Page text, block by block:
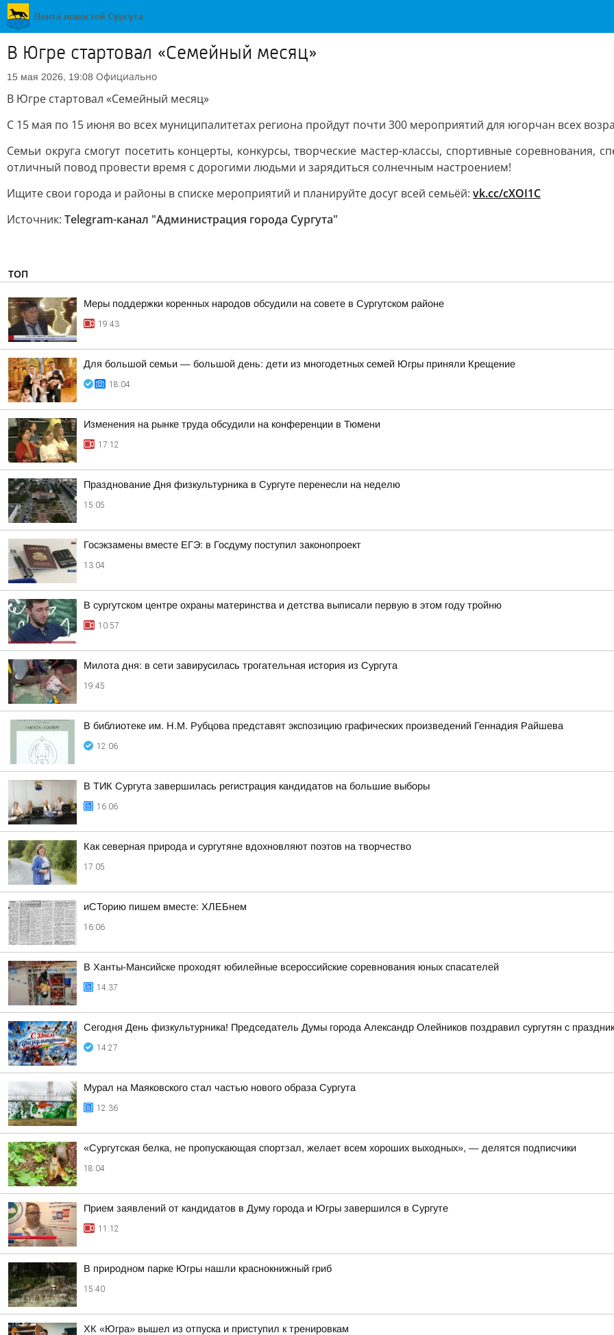
В Югре стартовал «Семейный месяц»
15 мая 2026, 19:08 Официально
В Югре стартовал «Семейный месяц»
C 15 мая по 15 июня во всех муниципалитетах региона пройдут почти 300 мероприятий для югорчан всех
Семьи округа смогут посетить концерты, конкурсы, творческие мастер-классы, спортивные соревнования,
отличный повод провести время с дорогими людьми и зарядиться солнечным настроением!
Ищите свои города и районы в списке мероприятий и планируйте досуг всей семьёй: vk.cc/cXOI1C
Источник: Telegram-канал "Администрация города Сургута"
ТОП
Меры поддержки коренных народов обсудили на совете в Сургутском районе
19:43
Для большой семьи — большой день: дети из многодетных семей Югры приняли Крещение
18:04
Изменения на рынке труда обсудили на конференции в Тюмени
17:12
Празднование Дня физкультурника в Сургуте перенесли на неделю
15:05
Госэкзамены вместе ЕГЭ: в Госдуму поступил законопроект
13:04
В сургутском центре охраны материнства и детства выписали первую в этом году тройню
10:57
Милота дня: в сети завирусилась трогательная история из Сургута
19:45
В библиотеке им. Н.М. Рубцова представят экспозицию графических произведений Геннадия Райшева
12:06
В ТИК Сургута завершилась регистрация кандидатов на большие выборы
16:06
Как северная природа и сургутяне вдохновляют поэтов на творчество
17:05
иСТорию пишем вместе: ХЛЕБнем
16:06
В Ханты-Мансийске проходят юбилейные всероссийские соревнования юных спасателей
14:37
Сегодня День физкультурника! Председатель Думы города Александр Олейников поздравил сургутян с
14:27
Мурал на Маяковского стал частью нового образа Сургута
12:36
«Сургутская белка, не пропускающая спортзал, желает всем хороших выходных», — делятся подписчики
18:04
Прием заявлений от кандидатов в Думу города и Югры завершился в Сургуте
11:12
В природном парке Югры нашли краснокнижный гриб
15:40
ХК «Югра» вышел из отпуска и приступил к тренировкам